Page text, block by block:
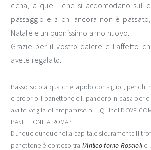
cena, a quelli che si accomodano sul
passaggio e a chi ancora non è
Natale e un buonissimo anno nuovo.
Grazie per il vostro calore e l’affetto
avete regalato.
Passo solo a qualche rapido consiglio , per chi
e proprio il panettone e il pandoro in casa per
avuto voglia di prepararselo… Quindi DOVE
PANETTONE A ROMA?
Dunque dunque nella capitale sicuramente il
panettone è conteso tra l’Antico forno Rosciolie